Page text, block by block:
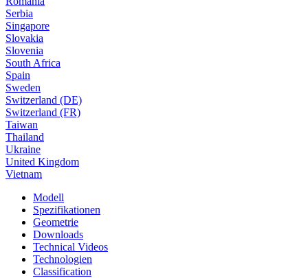
Serbia
Singapore
Slovakia
Slovenia
South Africa
Spain
Sweden
Switzerland (DE)
Switzerland (FR)
Taiwan
Thailand
Ukraine
United Kingdom
Vietnam
Modell
Spezifikationen
Geometrie
Downloads
Technical Videos
Technologien
Classification